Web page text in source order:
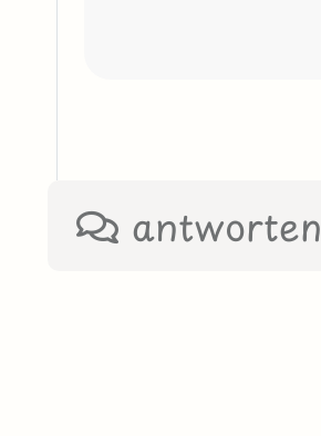
antworten